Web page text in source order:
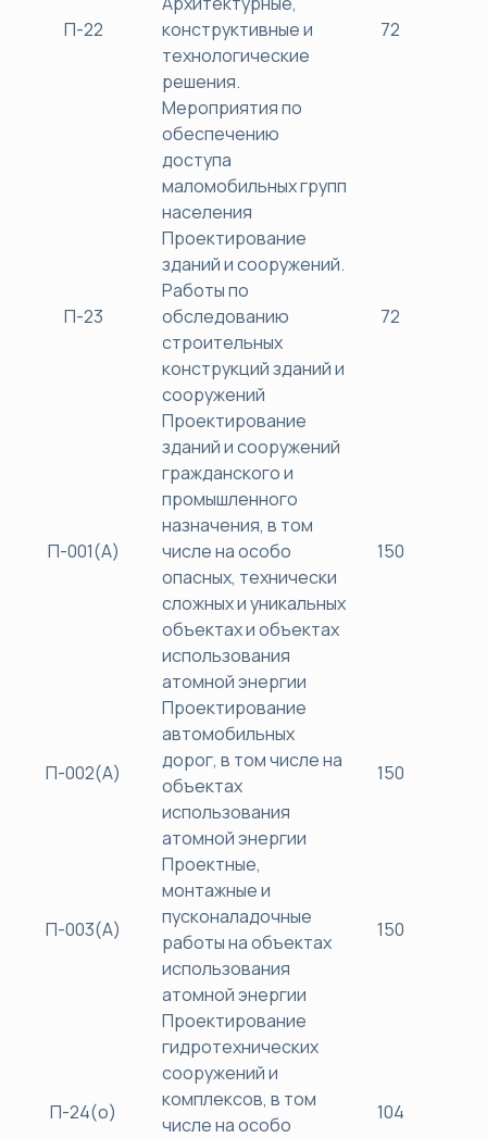
П-22
конструктивные и
технологические
решения.
Мероприятия по
обеспечению
доступа
маломобильных групп
населения
72
П-23
Проектирование
зданий и сооружений.
Работы по
обследованию
строительных
конструкций зданий и
сооружений
72
П-001(А)
Проектирование
зданий и сооружений
гражданского и
промышленного
назначения, в том
числе на особо
опасных, технически
сложных и уникальных
объектах и объектах
использования
атомной энергии
150
П-002(А)
Проектирование
автомобильных
дорог, в том числе на
объектах
использования
атомной энергии
150
П-003(А)
Проектные,
монтажные и
пусконаладочные
работы на объектах
использования
атомной энергии
150
П-24(о)
Проектирование
гидротехнических
сооружений и
комплексов, в том
числе на особо
104